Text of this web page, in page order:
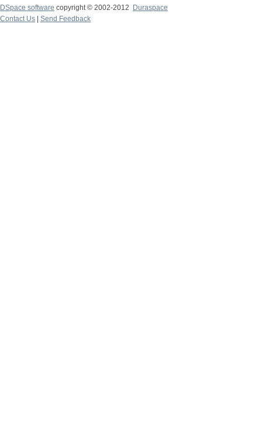
DSpace software copyright © 2002-2012
Duraspace
Contact Us
Send Feedback